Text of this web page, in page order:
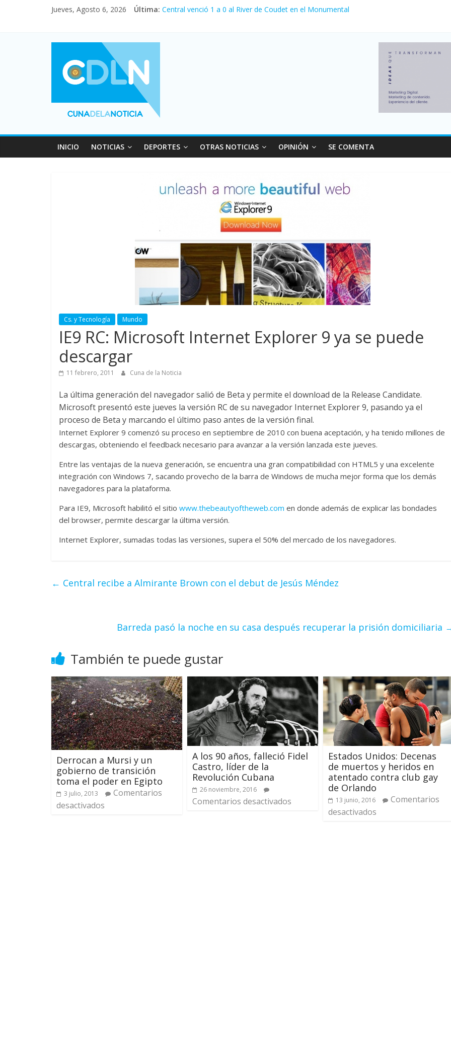
Jueves, Agosto 6, 2026 Última: Central venció 1 a 0 al River de Coudet en el Monumental
Vacaciones de invierno con más movimiento y consumo turístico: 4,6 millones de
INICIO NOTICIAS DEPORTES OTRAS NOTICIAS OPINIÓN SE COMENTA
Cs. y Tecnología Mundo
IE9 RC: Microsoft Internet Explorer 9 ya se puede
descargar
11 febrero, 2011 Cuna de la Noticia
La última generación del navegador salió de Beta y permite el download de la Release Candidate.
Microsoft presentó este jueves la versión RC de su navegador Internet Explorer 9, pasando ya el
proceso de Beta y marcando el último paso antes de la versión final.
Internet Explorer 9 comenzó su proceso en septiembre de 2010 con buena aceptación, y ha tenido millones de
descargas, obteniendo el feedback necesario para avanzar a la versión lanzada este jueves.
Entre las ventajas de la nueva generación, se encuentra una gran compatibilidad con HTML5 y una excelente
integración con Windows 7, sacando provecho de la barra de Windows de mucha mejor forma que los demás
navegadores para la plataforma.
Para IE9, Microsoft habilitó el sitio www.thebeautyoftheweb.com en donde además de explicar las bondades
del browser, permite descargar la última versión.
Internet Explorer, sumadas todas las versiones, supera el 50% del mercado de los navegadores.
← Central recibe a Almirante Brown con el debut de Jesús Méndez
Barreda pasó la noche en su casa después recuperar la prisión domiciliaria
También te puede gustar
Derrocan a Mursi y un
gobierno de transición
toma el poder en Egipto
3 julio, 2013
Comentarios
desactivados
A los 90 años, falleció Fidel
Castro, líder de la
Revolución Cubana
26 noviembre, 2016
Comentarios desactivados
Estados Unidos: Decenas
de muertos y heridos en
atentado contra club gay
de Orlando
13 junio, 2016
Comentarios
desactivados